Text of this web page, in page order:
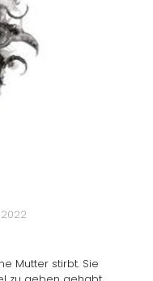
Mutter stirbt. Sie